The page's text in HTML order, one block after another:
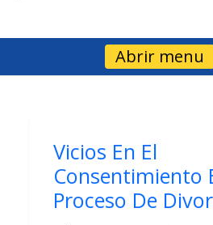
Abrir menu
Vicios En El
Consentimiento
Proceso De